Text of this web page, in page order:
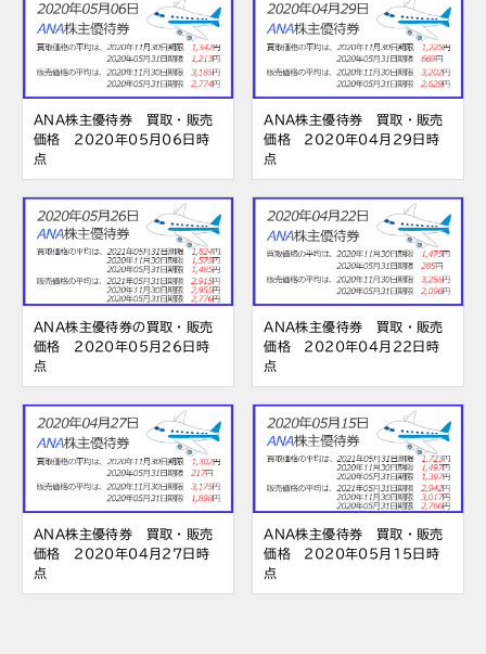
ANA株主優待券 買取・販売
価格 2020年05月06日時
点
ANA株主優待券 買取・販売
価格 2020年04月29日時
点
ANA株主優待券の買取・販売
価格 2020年05月26日時
点
ANA株主優待券 買取・販売
価格 2020年04月22日時
点
ANA株主優待券 買取・販売
価格 2020年04月27日時
点
ANA株主優待券 買取・販売
価格 2020年05月15日時
点